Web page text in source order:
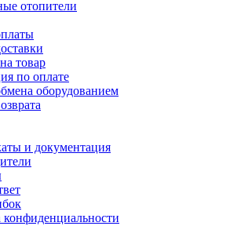
отопители
товар
по оплате
оборудованием
и документация